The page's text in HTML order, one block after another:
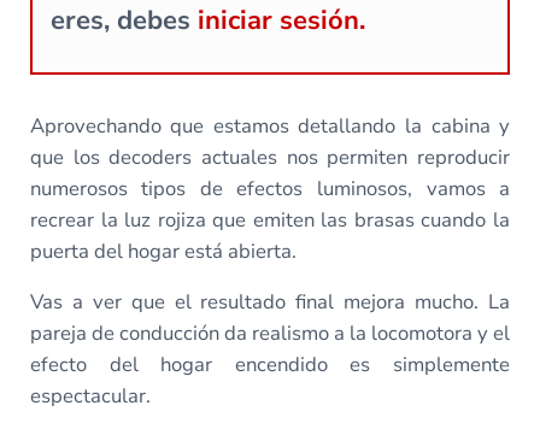
eres, debes iniciar sesión.
Aprovechando que estamos detallando la cabina y
que los decoders actuales nos permiten reproducir
numerosos tipos de efectos luminosos, vamos a
recrear la luz rojiza que emiten las brasas cuando la
puerta del hogar está abierta.
Vas a ver que el resultado final mejora mucho. La
pareja de conducción da realismo a la locomotora y el
efecto del hogar encendido es simplemente
espectacular.